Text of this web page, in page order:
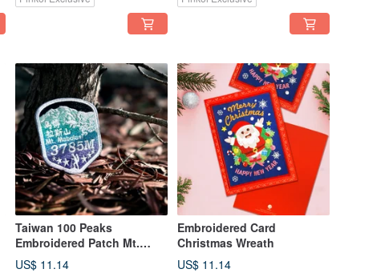
Taiwan 100 Peaks
Embroidered Patch Mt.
Mabolasi
US$ 11.14
Embroidered Card
Christmas Wreath
US$ 11.14